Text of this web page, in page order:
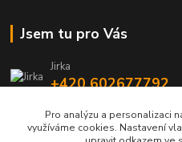
Jsem tu pro Vás
Jirka
+420 602677792
info@jarmy.cz
Pro analýzu a personalizaci
využíváme cookies. Nastavení